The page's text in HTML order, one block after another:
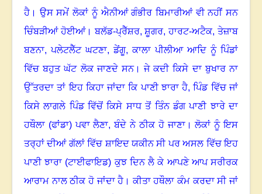
ਹੈ । ਉਸ ਸਮੇਂ ਲੋਕਾਂ ਨੂੰ ਐਨੀਆਂ ਗੰਭੀਰ ਬਿਮਾਰੀਆਂ ਵੀ ਨਹੀਂ ਸਨ
ਚਿੰਬੜੀਆਂ ਹੋਈਆਂ।ਬਲੱਡ-ਪ੍ਰੈੱਸ਼ਰ,ਸ਼ੂਗਰ,ਹਾਰਟ-ਅਟੈਕ,ਤੇਜ਼ਾਬ
ਬਣਨਾ,ਪਲੇਟਲੈੱਟ ਘਟਣਾ,ਡੇਂਗੂ,ਕਾਲਾ ਪੀਲੀਆ ਆਦਿ ਨੂੰ ਪਿੰਡਾਂ
ਵਿੱਚ ਬਹੁਤ ਘੱਟ ਲੋਕ ਜਾਣਦੇ ਸਨ। ਜੇ ਕਦੀ ਕਿਸੇ ਦਾ ਬੁਖਾਰ ਨਾ
ਉੱਤਰਦਾ ਤਾਂ ਇਹ ਕਿਹਾ ਜਾਂਦਾ ਕਿ ਪਾਣੀ ਝਾਰਾ ਹੈ,ਪਿੰਡ ਵਿੱਚ ਜਾਂ
ਕਿਸੇ ਲਾਗਲੇ ਪਿੰਡ ਵਿੱਚੋਂ ਕਿਸੇ ਸਾਧ ਤੋਂ ਤਿੰਨ ਡੰਗ ਪਾਣੀ ਝਾਰੇ ਦਾ
ਹਥੌਲਾ (ਫਾਂਡਾ) ਪਵਾ ਲੈਣਾ,ਬੰਦੇ ਨੇ ਠੀਕ ਹੋ ਜਾਣਾ।ਲੋਕਾਂ ਨੂੰ ਇਸ
ਤਰ੍ਹਾਂ ਦੀਆਂ ਗੱਲਾਂ ਵਿੱਚ ਸ਼ਾਇਦ ਯਕੀਨ ਸੀ ਪਰ ਅਸਲ ਵਿੱਚ ਇਹ
ਪਾਣੀ ਝਾਰਾ (ਟਾਈਫਾਇਡ) ਕੁਝ ਦਿਨ ਲੈ ਕੇ ਆਪਣੇ ਆਪ ਸਰੀਰਕ
ਆਰਾਮ ਨਾਲ ਠੀਕ ਹੋ ਜਾਂਦਾ ਹੈ ।ਕੀਤਾ ਹਥੌਲਾ ਕੰਮ ਕਰਦਾ ਸੀ ਜਾਂ